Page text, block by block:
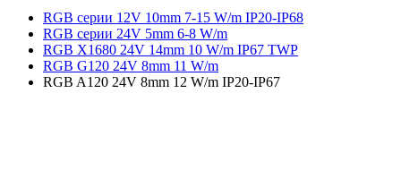
RGB серии 12V 10mm 7-15 W/m IP20-IP68
RGB серии 24V 5mm 6-8 W/m
RGB X1680 24V 14mm 10 W/m IP67 TWP
RGB G120 24V 8mm 11 W/m
RGB A120 24V 8mm 12 W/m IP20-IP67